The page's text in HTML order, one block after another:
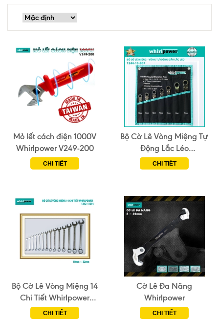
Mỏ lết cách điện 1000V
Whirlpower V249-200
CHI TIẾT
Bộ Cờ Lê Vòng Miệng Tự
Động Lắc Léo
Whirlpower 1244-13-B07
CHI TIẾT
Bộ Cờ Lê Vòng Miệng 14
Chi Tiết Whirlpower
1242-1-D14
CHI TIẾT
Cờ Lê Đa Năng
Whirlpower
CHI TIẾT